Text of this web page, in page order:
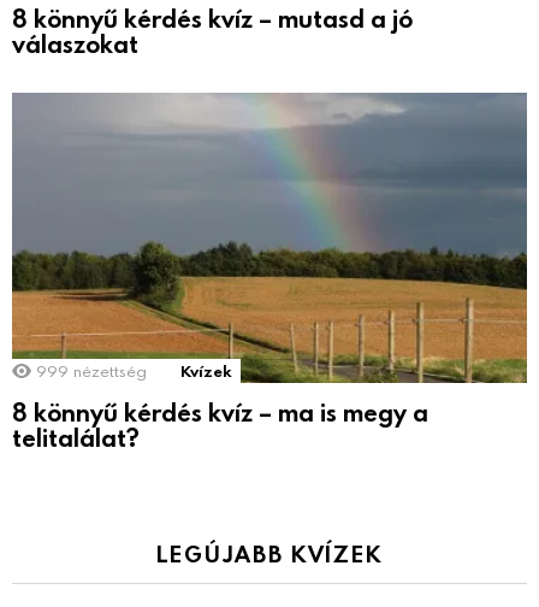
8 könnyű kérdés kvíz – mutasd a jó
válaszokat
999 nézettség Kvízek
8 könnyű kérdés kvíz – ma is megy a
telitalálat?
LEGÚJABB KVÍZEK